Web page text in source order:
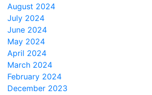
August 2024
July 2024
June 2024
May 2024
April 2024
March 2024
February 2024
December 2023